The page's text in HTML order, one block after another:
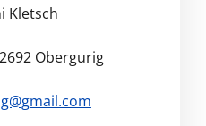
Kletsch
Obergurig